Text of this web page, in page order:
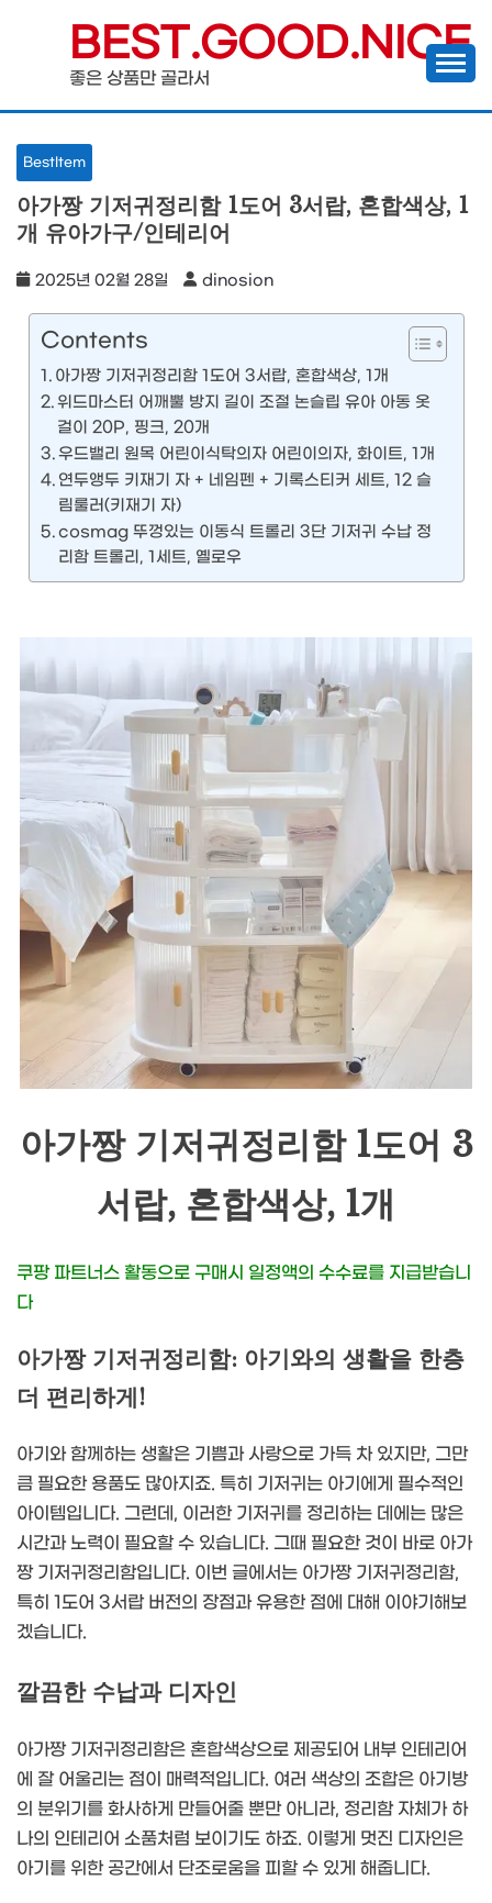
content
BEST.GOOD.NICE
좋은 상품만 골라서
BestItem
아가짱 기저귀정리함 1도어 3서랍, 혼합색상, 1
개 유아가구/인테리어
2025년 02월 28일 dinosion
Contents
아가짱 기저귀정리함 1도어 3서랍, 혼합색상, 1개
위드마스터 어깨뿔 방지 길이 조절 논슬립 유아 아동 옷
걸이 20P, 핑크, 20개
우드밸리 원목 어린이식탁의자 어린이의자, 화이트, 1개
연두앵두 키재기 자 + 네임펜 + 기록스티커 세트, 12 슬
림룰러(키재기 자)
cosmag 뚜껑있는 이동식 트롤리 3단 기저귀 수납 정
리함 트롤리, 1세트, 옐로우
아가짱 기저귀정리함 1도어 3
서랍, 혼합색상, 1개
쿠팡 파트너스 활동으로 구매시 일정액의 수수료를 지급받습니
다
아가짱 기저귀정리함: 아기와의 생활을 한층
더 편리하게!
아기와 함께하는 생활은 기쁨과 사랑으로 가득 차 있지만, 그만
큼 필요한 용품도 많아지죠. 특히 기저귀는 아기에게 필수적인
아이템입니다. 그런데, 이러한 기저귀를 정리하는 데에는 많은
시간과 노력이 필요할 수 있습니다. 그때 필요한 것이 바로 아가
짱 기저귀정리함입니다. 이번 글에서는 아가짱 기저귀정리함,
특히 1도어 3서랍 버전의 장점과 유용한 점에 대해 이야기해보
겠습니다.
깔끔한 수납과 디자인
아가짱 기저귀정리함은 혼합색상으로 제공되어 내부 인테리어
에 잘 어울리는 점이 매력적입니다. 여러 색상의 조합은 아기방
의 분위기를 화사하게 만들어줄 뿐만 아니라, 정리함 자체가 하
나의 인테리어 소품처럼 보이기도 하죠. 이렇게 멋진 디자인은
아기를 위한 공간에서 단조로움을 피할 수 있게 해줍니다.